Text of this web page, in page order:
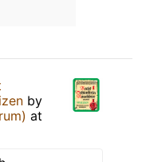
by
at